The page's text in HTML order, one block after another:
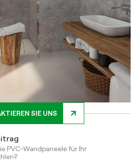
SIE UNS
PVC-Wandpaneele für Ihr